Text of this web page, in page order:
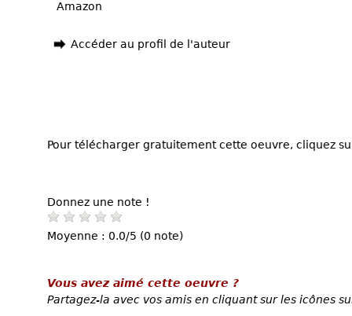
Amazon
Accéder au profil de l'auteur
Pour télécharger gratuitement cette oeuvre, cliquez
Donnez une note !
Moyenne : 0.0/5 (0 note)
Vous avez aimé cette oeuvre ?
Partagez-la avec vos amis en cliquant sur les icônes